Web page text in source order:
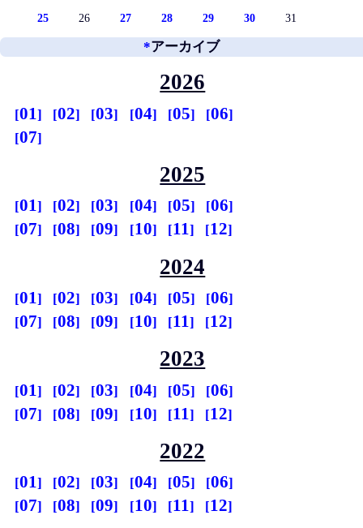
25 26 27 28 29 30 31
*アーカイブ
2026
01 02 03 04 05
06
07
2025
01 02 03 04 05
06
07
08 09 10 11 12
2024
01 02 03 04 05
06
07
08 09 10 11 12
2023
01 02 03 04 05
06
07
08 09 10 11 12
2022
01 02 03 04 05
06
07
08 09 10 11 12